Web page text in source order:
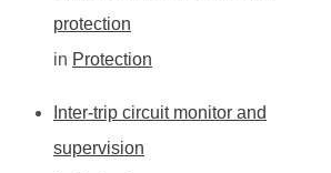
protection
in Protection
Inter-trip circuit monitor and
supervision